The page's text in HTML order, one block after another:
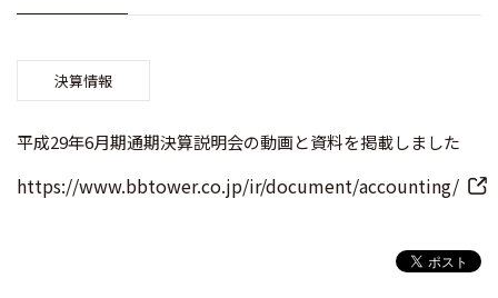
決算情報
平成29年6月期通期決算説明会の動画と資料を掲載しました
https://www.bbtower.co.jp/ir/document/accounting/